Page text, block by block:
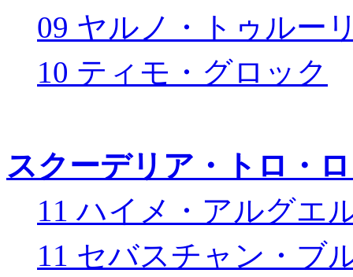
09 ヤルノ・トゥルー
10 ティモ・グロック
スクーデリア・トロ・
11 ハイメ・アルグエ
11 セバスチャン・ブ